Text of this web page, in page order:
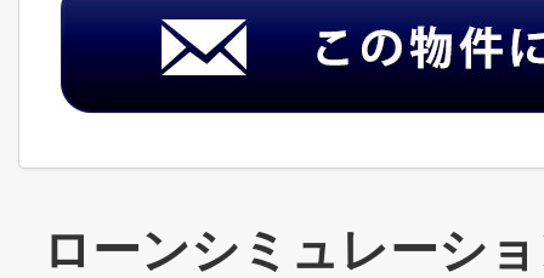
ローンシミュレーシ